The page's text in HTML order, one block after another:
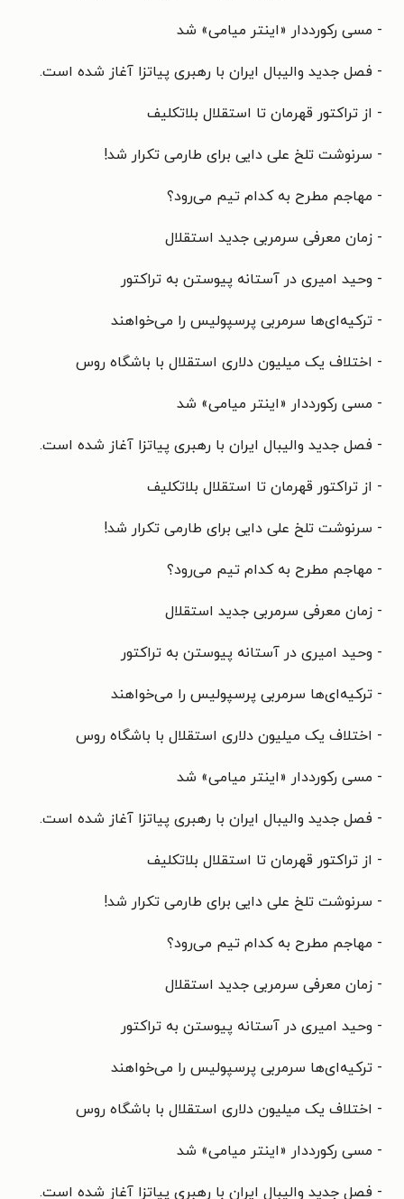
- مسی رکورددار «اینتر میامی» شد
- فصل جدید والیبال ایران با رهبری پیاتزا آغاز شده است.
- از تراکتور قهرمان تا استقلال بلاتکلیف
- سرنوشت تلخ علی دایی برای طارمی تکرار شد!
- مهاجم مطرح به کدام تیم می‌رود؟
- زمان معرفی سرمربی جدید استقلال
- وحید امیری در آستانه پیوستن به تراکتور
- ترکیه‌ای‌ها سرمربی پرسپولیس را می‌خواهند
- اختلاف یک میلیون دلاری استقلال با باشگاه روس
- مسی رکورددار «اینتر میامی» شد
- فصل جدید والیبال ایران با رهبری پیاتزا آغاز شده است.
- از تراکتور قهرمان تا استقلال بلاتکلیف
- سرنوشت تلخ علی دایی برای طارمی تکرار شد!
- مهاجم مطرح به کدام تیم می‌رود؟
- زمان معرفی سرمربی جدید استقلال
- وحید امیری در آستانه پیوستن به تراکتور
- ترکیه‌ای‌ها سرمربی پرسپولیس را می‌خواهند
- اختلاف یک میلیون دلاری استقلال با باشگاه روس
- مسی رکورددار «اینتر میامی» شد
- فصل جدید والیبال ایران با رهبری پیاتزا آغاز شده است.
- از تراکتور قهرمان تا استقلال بلاتکلیف
- سرنوشت تلخ علی دایی برای طارمی تکرار شد!
- مهاجم مطرح به کدام تیم می‌رود؟
- زمان معرفی سرمربی جدید استقلال
- وحید امیری در آستانه پیوستن به تراکتور
- ترکیه‌ای‌ها سرمربی پرسپولیس را می‌خواهند
- اختلاف یک میلیون دلاری استقلال با باشگاه روس
- مسی رکورددار «اینتر میامی» شد
- فصل جدید والیبال ایران با رهبری پیاتزا آغاز شده است.